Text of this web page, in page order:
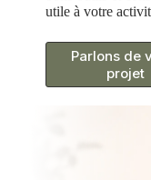
utile à votre
Parlons de
projet